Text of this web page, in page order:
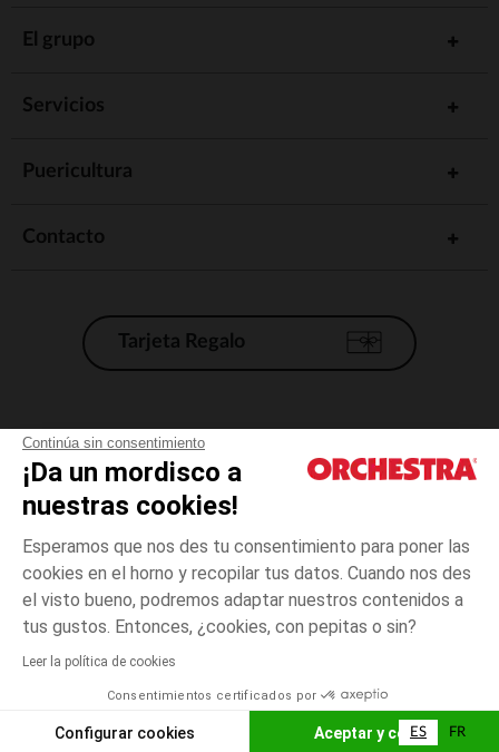
Continúa sin consentimiento
¡Da un mordisco a
nuestras cookies!
Esperamos que nos des tu consentimiento para poner las
cookies en el horno y recopilar tus datos. Cuando nos des
el visto bueno, podremos adaptar nuestros contenidos a
tus gustos. Entonces, ¿cookies, con pepitas o sin?
Leer la política de cookies
Consentimientos certificados por
Configurar cookies Aceptar y cerrar
1
El pago medidante
AÑADIR A LA CESTA
El grupo
Servicios
Puericultura
Contacto
Tarjeta Regalo
Condiciones generales de venta
Aviso Legal
*Condiciones de las ofertas actuales
Gestión de las cookies
Accesibilidad: no conforme
Orchestra adhiere al código de ética de la Federación Francesa de comercio
electrónico y venta a distancia (FEVAD) y al sistema de mediación de
ES FR